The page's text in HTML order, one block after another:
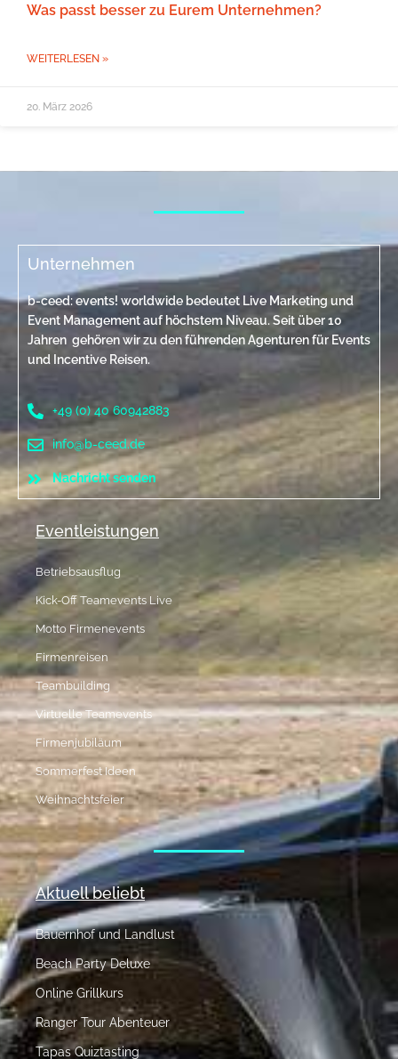
Was passt besser zu Eurem Unternehmen?
WEITERLESEN »
20. März 2026
Unternehmen
b-ceed: events! worldwide bedeutet Live Marketing und
Event Management auf höchstem Niveau. Seit über 10
Jahren gehören wir zu den führenden Agenturen für Events
und Incentive Reisen.
+49 (0) 40 60942883
info@b-ceed.de
Nachricht senden
Eventleistungen
Betriebsausflug
Kick-Off Teamevents Live
Motto Firmenevents
Firmenreisen
Teambuilding
Virtuelle Teamevents
Firmenjubiläum
Sommerfest Ideen
Weihnachtsfeier
Aktuell beliebt
Bauernhof und Landlust
Beach Party Deluxe
Online Grillkurs
Ranger Tour Abenteuer
Tapas Quiztasting